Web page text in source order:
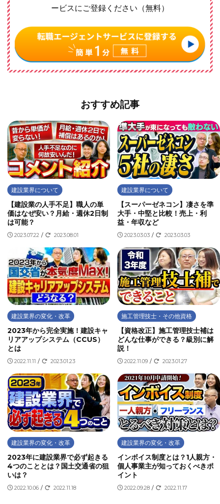
ービスにご登録ください（無料）
おすすめ記事
建設業界について
【建設業の人手不足】職人の単
価はなぜ安い？月給・週休2日制
は可能？
2023.07.22 / 2023.08.01
建設業界について
【スーパーゼネコン】凄さを準
大手・中堅と比較！売上・利
益・年収など
2023.03.03 / 2023.03.03
建設業界の変化・改革
2023年から完全実施！建設キャ
リアアップシステム（CCUS）
とは
2022.11.11 / 2023.01.23
施工管理技士・その他資格
【資格改正】施工管理技士補は
どんな仕事ができる？級別に解
説！
2022.11.09 / 2023.01.27
建設業界の変化・改革
2023年に建設業界で必ず起きる
4つのこととは？国土交通省の狙
いは？
2022.10.06 / 2022.11.18
建設業界の変化・改革
インボイス制度とは？1人親方・
個人事業主が知っておくべきポ
イント
2022.09.28 / 2022.11.17